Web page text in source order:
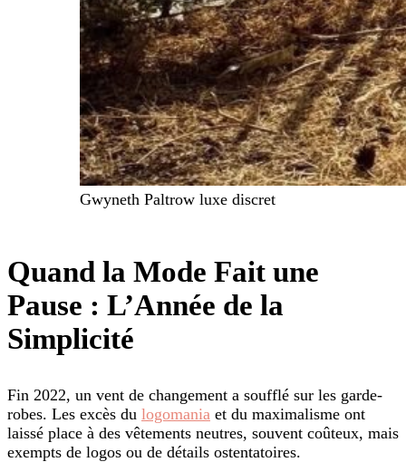
Gwyneth Paltrow luxe discret
Quand la Mode Fait une
Pause : L’Année de la
Simplicité
Fin 2022, un vent de changement a soufflé sur les garde-
robes. Les excès du logomania et du maximalisme ont
laissé place à des vêtements neutres, souvent coûteux, mais
exempts de logos ou de détails ostentatoires.